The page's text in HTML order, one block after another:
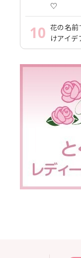
♡
10 花の名
けアイ